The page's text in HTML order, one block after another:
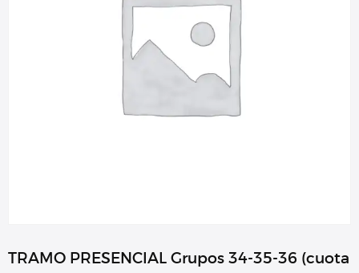
TRAMO PRESENCIAL Grupos 34-35-36 (cuota